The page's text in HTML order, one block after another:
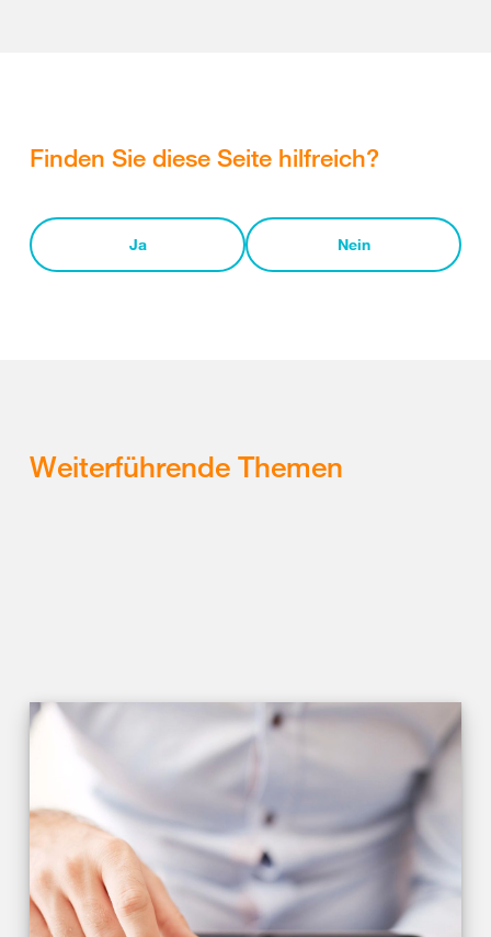
Finden Sie diese Seite hilfreich?
Ja Nein
Weiterführende Themen